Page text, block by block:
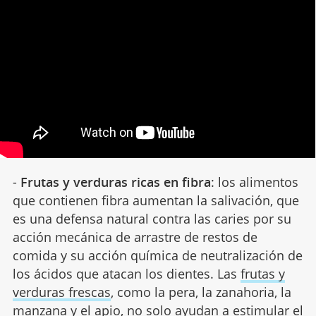
- Frutas y verduras ricas en fibra: los alimentos
que contienen fibra aumentan la salivación, que
es una defensa natural contra las caries por su
acción mecánica de arrastre de restos de
comida y su acción química de neutralización de
los ácidos que atacan los dientes. Las frutas y
verduras frescas, como la pera, la zanahoria, la
manzana y el apio, no solo ayudan a estimular el